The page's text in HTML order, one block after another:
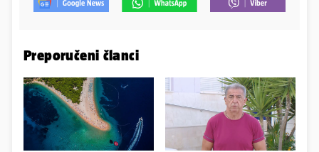
Preporučeni članci